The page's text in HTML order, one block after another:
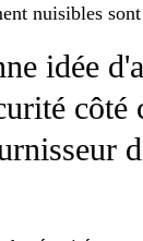
nuisibles
idée
côté